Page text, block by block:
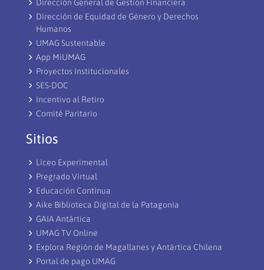
Dirección General de Gestión Financiera
Dirección de Equidad de Género y Derechos
Humanos
UMAG Sustentable
App MiUMAG
Proyectos Institucionales
SES-DOC
Incentivo al Retiro
Comité Paritario
Sitios
Liceo Experimental
Pregrado Virtual
Educación Continua
Aike Biblioteca Digital de la Patagonia
GAIA Antártica
UMAG TV Online
Explora Región de Magallanes y Antártica Chilena
Portal de pago UMAG